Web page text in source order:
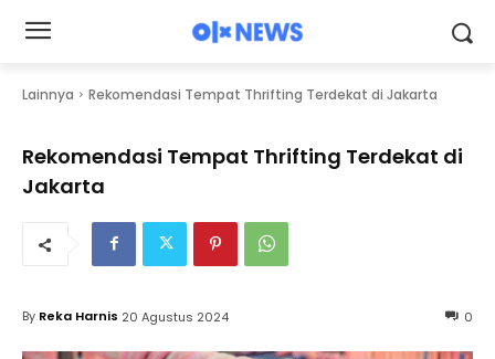
Lainnya Rekomendasi Tempat Thrifting Terdekat di Jakarta
Rekomendasi Tempat Thrifting Terdekat di
Jakarta
0
By Reka Harnis 20 Agustus 2024